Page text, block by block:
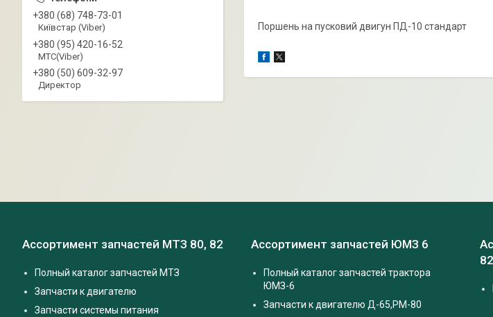
Поршень на пусковий двигун ПД-10 стандарт
+380 (68) 748-73-01
Київстар (Viber)
+380 (95) 420-16-52
МТС(Viber)
+380 (50) 609-32-97
Директор
Ассортимент запчастей МТЗ 80, 82
Полный каталог запчастей МТЗ
Запчасти к двигателю
Запчасти системы питания
Ассортимент запчастей ЮМЗ 6
Полный каталог запчастей трактора
ЮМЗ-6
Запчасти к двигателю Д-65,РМ-80
82